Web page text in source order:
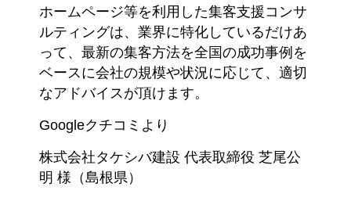
ホームページ等を利用した集客支援コンサ
ルティングは、業界に特化しているだけあ
って、最新の集客方法を全国の成功事例を
ベースに会社の規模や状況に応じて、適切
なアドバイスが頂けます。
Googleクチコミより
株式会社タケシバ建設 代表取締役 芝尾公
明 様（島根県）